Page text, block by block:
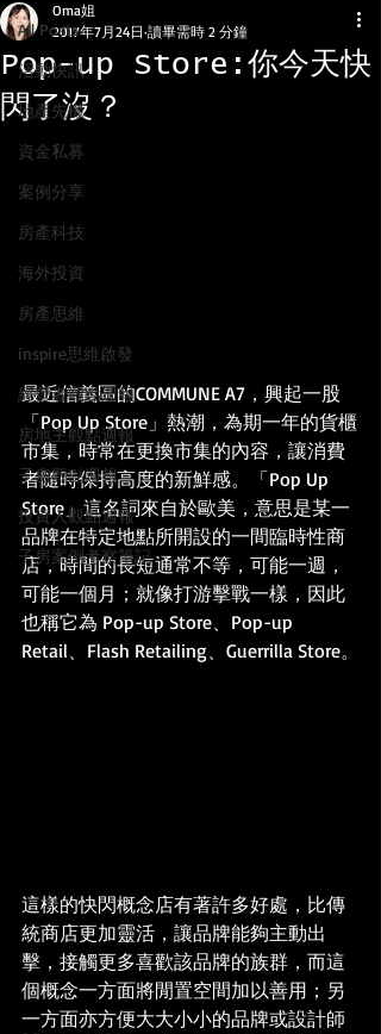
All Posts
活動快訊
地產先機
資金私募
案例分享
房產科技
海外投資
房產思維
inspire思維啟發
經營者觀點週報
房地主觀點週報
子房觀點週報
投資人觀點週報
子房案例考察筆記
Pop-up Store:你今天快
閃了沒？
Oma姐
2017年7月24日 讀畢需時 2 分鐘
最近信義區的COMMUNE A7，興起一股
「Pop Up Store」熱潮，為期一年的貨櫃
市集，時常在更換市集的內容，讓消費
者隨時保持高度的新鮮感。「Pop Up
Store」這名詞來自於歐美，意思是某一
品牌在特定地點所開設的一間臨時性商
店，時間的長短通常不等，可能一週，
可能一個月；就像打游擊戰一樣，因此
也稱它為 Pop-up Store、Pop-up
Retail、Flash Retailing、Guerrilla Store。
這樣的快閃概念店有著許多好處，比傳
統商店更加靈活，讓品牌能夠主動出
擊，接觸更多喜歡該品牌的族群，而這
個概念一方面將閒置空間加以善用；另
一方面亦方便大大小小的品牌或設計師